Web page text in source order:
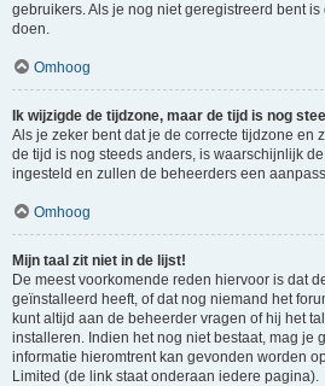
gebruikers. Als je nog niet geregistreerd bent
doen.
Omhoog
Ik wijzigde de tijdzone, maar de tijd is nog
Als je zeker bent dat je de correcte tijdzone en
de tijd is nog steeds anders, is waarschijnlijk
ingesteld en zullen de beheerders een
Omhoog
Mijn taal zit niet in de lijst!
De meest voorkomende reden hiervoor is dat
geïnstalleerd heeft, of dat nog niemand het
kunt altijd aan de beheerder vragen of hij het
installeren. Indien het nog niet bestaat, mag je
informatie hieromtrent kan gevonden worden
Limited (de link staat onderaan iedere pagina).